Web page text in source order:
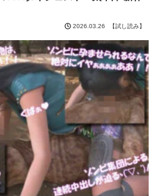
2026.03.26 【試し読み】